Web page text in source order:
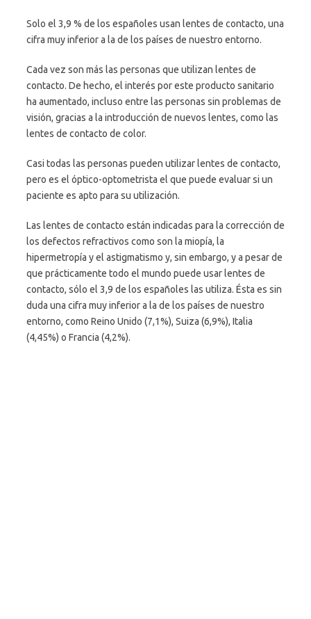
Solo el 3,9 % de los españoles usan lentes de contacto, una
cifra muy inferior a la de los países de nuestro entorno.
Cada vez son más las personas que utilizan lentes de
contacto. De hecho, el interés por este producto sanitario
ha aumentado, incluso entre las personas sin problemas de
visión, gracias a la introducción de nuevos lentes, como las
lentes de contacto de color.
Casi todas las personas pueden utilizar lentes de contacto,
pero es el óptico-optometrista el que puede evaluar si un
paciente es apto para su utilización.
Las lentes de contacto están indicadas para la corrección de
los defectos refractivos como son la miopía, la
hipermetropía y el astigmatismo y, sin embargo, y a pesar de
que prácticamente todo el mundo puede usar lentes de
contacto, sólo el 3,9 de los españoles las utiliza. Ésta es sin
duda una cifra muy inferior a la de los países de nuestro
entorno, como Reino Unido (7,1%), Suiza (6,9%), Italia
(4,45%) o Francia (4,2%).